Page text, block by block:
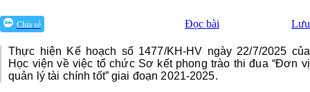
Chia sẻ Đọc bài Lưu
Thực hiện Kế hoạch số 1477/KH-HV ngày 22/7/2025 của
Học viện về việc tổ chức Sơ kết phong trào thi đua “Đơn vị
quản lý tài chính tốt” giai đoạn 2021-2025.